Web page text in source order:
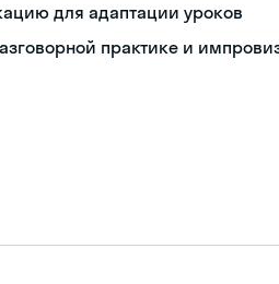
для адаптации уроков
практике и